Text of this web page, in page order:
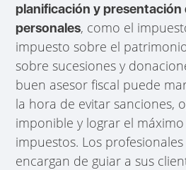
planificación y presentación
personales, como el
impuesto sobre el
sobre sucesiones y
buen asesor fiscal puede
la hora de evitar sanciones,
imponible y lograr el
impuestos. Los
encargan de guiar a sus